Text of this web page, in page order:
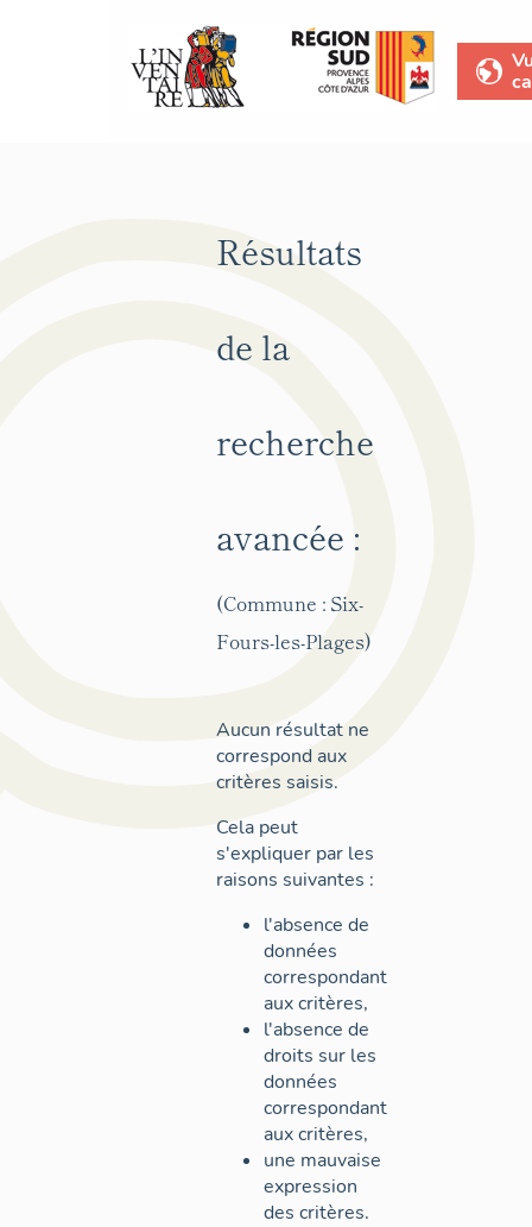
Résultats
de la
recherche
avancée :
(Commune : Six-
Fours-les-Plages)
Aucun résultat ne
correspond aux
critères saisis.
Cela peut
s'expliquer par les
raisons suivantes :
l'absence de
données
correspondant
aux critères,
l'absence de
droits sur les
données
correspondant
aux critères,
une mauvaise
expression
des critères.